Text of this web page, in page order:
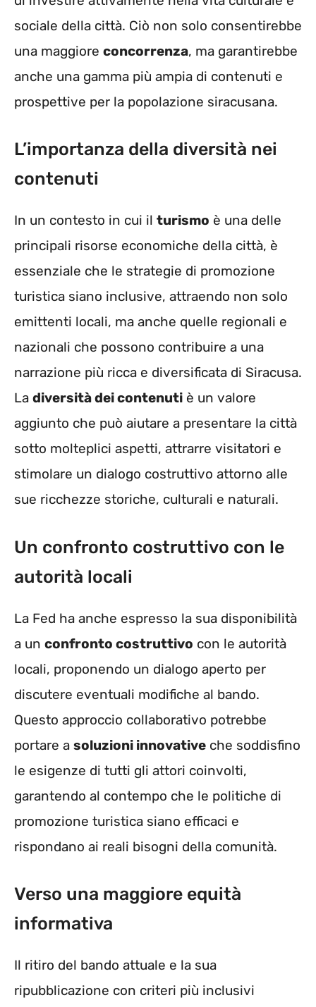
sociale della città. Ciò non solo consentirebbe
una maggiore concorrenza, ma garantirebbe
anche una gamma più ampia di contenuti e
prospettive per la popolazione siracusana.
L’importanza della diversità nei
contenuti
In un contesto in cui il turismo è una delle
principali risorse economiche della città, è
essenziale che le strategie di promozione
turistica siano inclusive, attraendo non solo
emittenti locali, ma anche quelle regionali e
nazionali che possono contribuire a una
narrazione più ricca e diversificata di Siracusa.
La diversità dei contenuti è un valore
aggiunto che può aiutare a presentare la città
sotto molteplici aspetti, attrarre visitatori e
stimolare un dialogo costruttivo attorno alle
sue ricchezze storiche, culturali e naturali.
Un confronto costruttivo con le
autorità locali
La Fed ha anche espresso la sua disponibilità
a un confronto costruttivo con le autorità
locali, proponendo un dialogo aperto per
discutere eventuali modifiche al bando.
Questo approccio collaborativo potrebbe
portare a soluzioni innovative che soddisfino
le esigenze di tutti gli attori coinvolti,
garantendo al contempo che le politiche di
promozione turistica siano efficaci e
rispondano ai reali bisogni della comunità.
Verso una maggiore equità
informativa
Il ritiro del bando attuale e la sua
ripubblicazione con criteri più inclusivi